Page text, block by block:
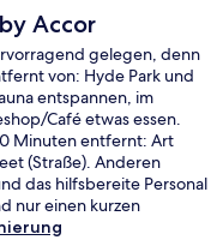
Accor
gelegen, denn
von: Hyde Park und
entspannen, im
Café etwas essen.
Minuten entfernt: Art
(Straße). Anderen
das hilfsbereite Personal
nur einen kurzen
Cross sind es 8 Minuten